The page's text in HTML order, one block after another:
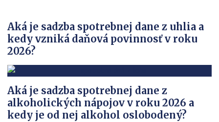
Aká je sadzba spotrebnej dane z uhlia a
kedy vzniká daňová povinnosť v roku
2026?
Aká je sadzba spotrebnej dane z
alkoholických nápojov v roku 2026 a
kedy je od nej alkohol oslobodený?